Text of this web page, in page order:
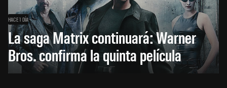
HACE 1 DÍA
La saga Matrix continuará: Warner
Bros. confirma la quinta película